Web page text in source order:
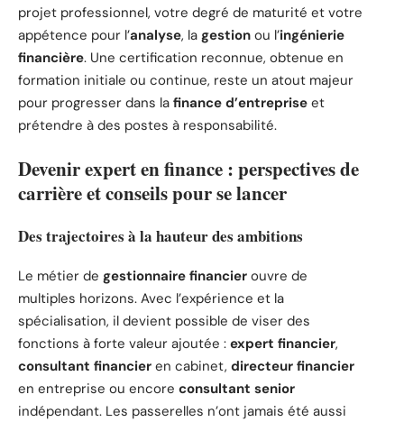
projet professionnel, votre degré de maturité et votre
appétence pour l’analyse, la gestion ou l’ingénierie
financière. Une certification reconnue, obtenue en
formation initiale ou continue, reste un atout majeur
pour progresser dans la finance d’entreprise et
prétendre à des postes à responsabilité.
Devenir expert en finance : perspectives de
carrière et conseils pour se lancer
Des trajectoires à la hauteur des ambitions
Le métier de gestionnaire financier ouvre de
multiples horizons. Avec l’expérience et la
spécialisation, il devient possible de viser des
fonctions à forte valeur ajoutée : expert financier,
consultant financier en cabinet, directeur financier
en entreprise ou encore consultant senior
indépendant. Les passerelles n’ont jamais été aussi